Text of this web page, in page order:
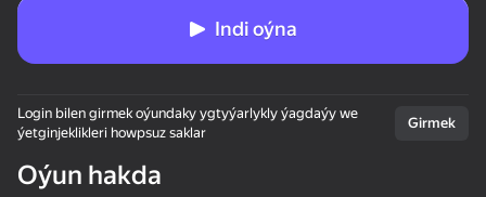
Indi oýna
Login bilen girmek oýundaky ygtyýarlykly ýagdaýy we
ýetginjeklikleri howpsuz saklar
Girmek
Oýun hakda